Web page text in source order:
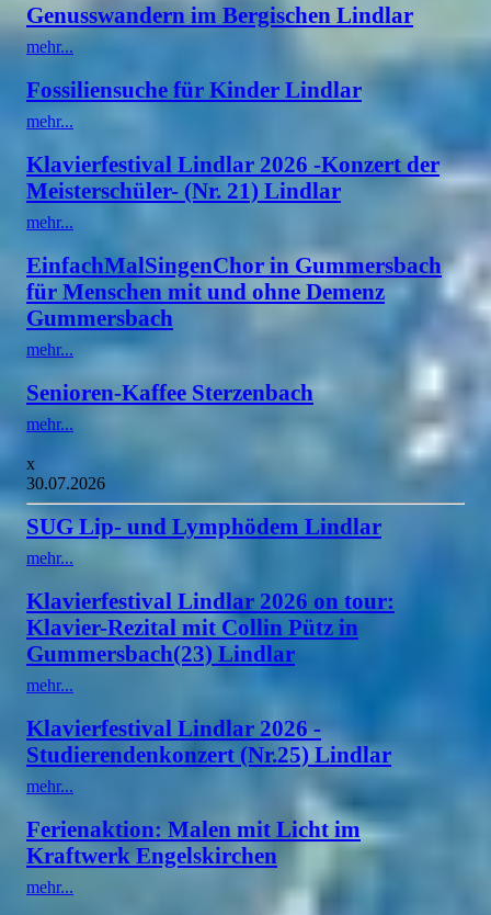
Genusswandern im Bergischen Lindlar
mehr...
Fossiliensuche für Kinder Lindlar
mehr...
Klavierfestival Lindlar 2026 -Konzert der
Meisterschüler- (Nr. 21) Lindlar
mehr...
EinfachMalSingenChor in Gummersbach
für Menschen mit und ohne Demenz
Gummersbach
mehr...
Senioren-Kaffee Sterzenbach
mehr...
x
30.07.2026
SUG Lip- und Lymphödem Lindlar
mehr...
Klavierfestival Lindlar 2026 on tour:
Klavier-Rezital mit Collin Pütz in
Gummersbach(23) Lindlar
mehr...
Klavierfestival Lindlar 2026 -
Studierendenkonzert (Nr.25) Lindlar
mehr...
Ferienaktion: Malen mit Licht im
Kraftwerk Engelskirchen
mehr...